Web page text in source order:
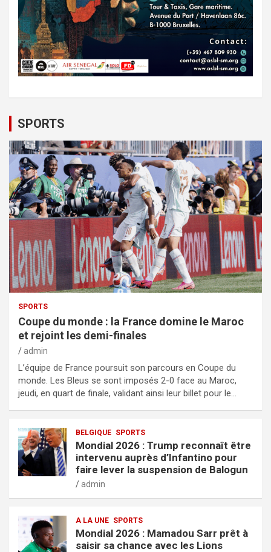
SPORTS
SPORTS
Coupe du monde : la France domine le Maroc
et rejoint les demi-finales
admin
L’équipe de France poursuit son parcours en Coupe du
monde. Les Bleus se sont imposés 2-0 face au Maroc,
jeudi, en quart de finale, validant ainsi leur billet pour le…
BELGIQUE SPORTS
Mondial 2026 : Trump reconnaît être
intervenu auprès d’Infantino pour
faire lever la suspension de Balogun
admin
A LA UNE SPORTS
Mondial 2026 : Mamadou Sarr prêt à
saisir sa chance avec les Lions